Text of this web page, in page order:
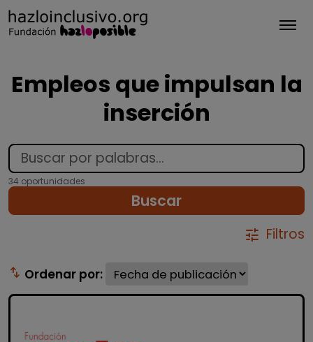
Empleos que impulsan la
inserción
34 oportunidades
Buscar
tune Filtros
swap_vert Ordenar por: